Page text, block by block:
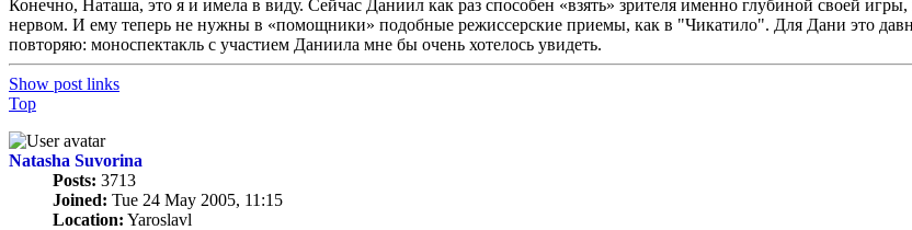
Конечно, Наташа, это я и имела в виду. Сейчас Даниил как раз способен «взять» зрителя именно глубиной своей
нервом. И ему теперь не нужны в «помощники» подобные режиссерские приемы, как в "Чикатило". Для Дани это
повторяю: моноспектакль с участием Даниила мне бы очень хотелось увидеть.
Show post links
Top
Natasha Suvorina
Posts: 3713
Joined: Tue 24 May 2005, 11:15
Location: Yaroslavl